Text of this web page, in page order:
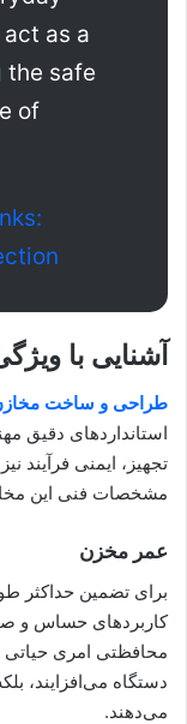
as a
the safe
of
آشنایی با
طراحی و ساخت
استانداردهای دقیق
تجهیز، ایمنی فرآیند
مشخصات فنی این
عمر مخزن
برای تضمین حداکثر
کاربردهای حساس و
محافظتی امری حیاتی
دستگاه می‌افزایند،
می‌دهند.